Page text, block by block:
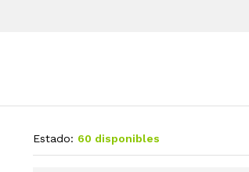
Estado: 60 disponibles